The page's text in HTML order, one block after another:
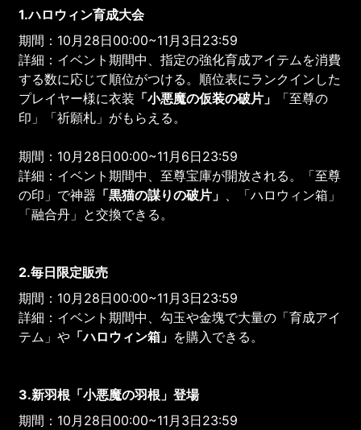
1.ハロウィン育成大会
期間：10月28日00:00~11月3日23:59
詳細：イベント期間中、指定の強化育成アイテムを消費
する数に応じて順位がつける。順位表にランクインした
プレイヤー様に衣装 「小悪魔の仮装の破片」
「至尊の
印」「祈願札」がもらえる。
期間：10月28日00:00~11月6日23:59
詳細：イベント期間中、至尊宝庫が開放される。「至尊
の印」で神器 「黒猫の謀りの破片」
、「ハロウィン箱」
「融合丹」と交換できる。
2.毎日限定販売
期間：10月28日00:00~11月3日23:59
詳細：イベント期間中、勾玉や金塊で大量の「育成アイ
テム」や 「ハロウィン箱」 を購入できる。
3.新羽根「小悪魔の羽根」登場
期間：10月28日00:00~11月3日23:59